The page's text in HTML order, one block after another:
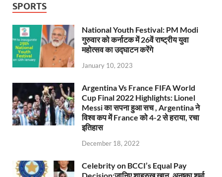
SPORTS
National Youth Festival: PM Modi
गुरुवार को कर्नाटक में 26वें राष्ट्रीय युवा
महोत्सव का उद्घाटन करेंगे
January 10, 2023
Argentina Vs France FIFA World
Cup Final 2022 Highlights: Lionel
Messi का सपना हुआ सच , Argentina ने
विश्व कप में France को 4-2 से हराया, रचा
इतिहास
December 18, 2022
Celebrity on BCCI’s Equal Pay
Decision:जानिए शाहरुख खान, अनुष्का शर्मा